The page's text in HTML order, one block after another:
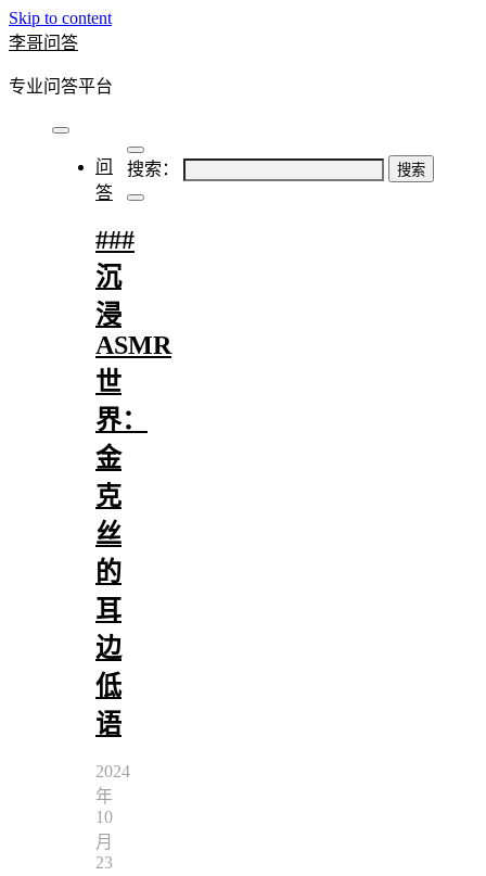
Skip to content
李哥问答
专业问答平台
搜索：
问
答
###
沉
浸
ASMR
世
界：
金
克
丝
的
耳
边
低
语
2024
年
10
月
23